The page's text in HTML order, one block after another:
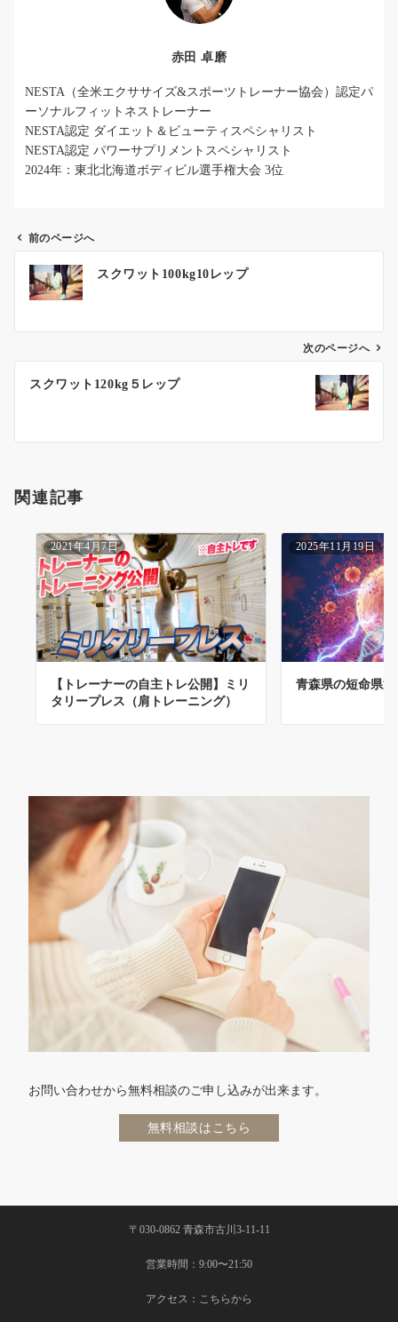
赤田 卓磨
NESTA（全米エクササイズ&スポーツトレーナー協会）認定パ
ーソナルフィットネストレーナー
NESTA認定 ダイエット＆ビューティスペシャリスト
NESTA認定 パワーサプリメントスペシャリスト
2024年：東北北海道ボディビル選手権大会 3位
ン
前のページへ
スクワット100kg10レップ
次のページへ
スクワット120kg５レップ
関連記事
2021年4月7日
【トレーナーの自主トレ公開】ミリ
タリープレス（肩トレーニング）
2025年11月19日
青森県の短命県
お問い合わせから無料相談のご申し込みが出来ます。
無料相談はこちら
〒030-0862 青森市古川3-11-11
営業時間：9:00〜21:50
アクセス： こちらから